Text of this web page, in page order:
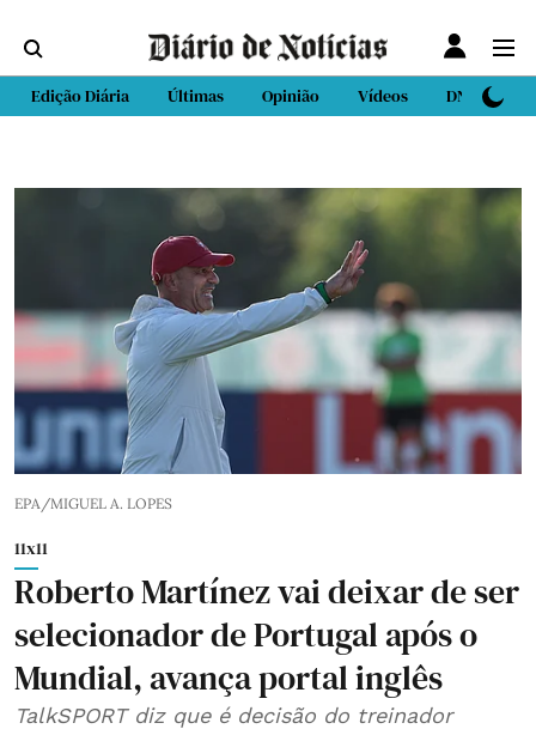
Edição Diária Últimas Opinião Vídeos DN Sport
EPA/MIGUEL A. LOPES
11x11
Roberto Martínez vai deixar de ser
selecionador de Portugal após o
Mundial, avança portal inglês
TalkSPORT diz que é decisão do treinador